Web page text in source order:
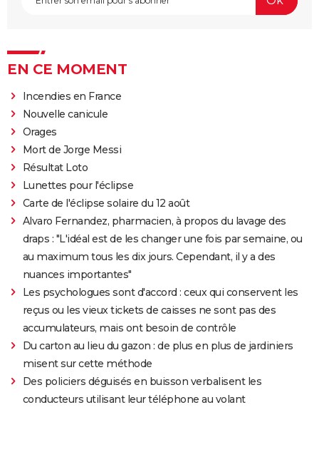
EN CE MOMENT
Incendies en France
Nouvelle canicule
Orages
Mort de Jorge Messi
Résultat Loto
Lunettes pour l'éclipse
Carte de l'éclipse solaire du 12 août
Alvaro Fernandez, pharmacien, à propos du lavage des
draps : "L'idéal est de les changer une fois par semaine, ou
au maximum tous les dix jours. Cependant, il y a des
nuances importantes"
Les psychologues sont d'accord : ceux qui conservent les
reçus ou les vieux tickets de caisses ne sont pas des
accumulateurs, mais ont besoin de contrôle
Du carton au lieu du gazon : de plus en plus de jardiniers
misent sur cette méthode
Des policiers déguisés en buisson verbalisent les
conducteurs utilisant leur téléphone au volant